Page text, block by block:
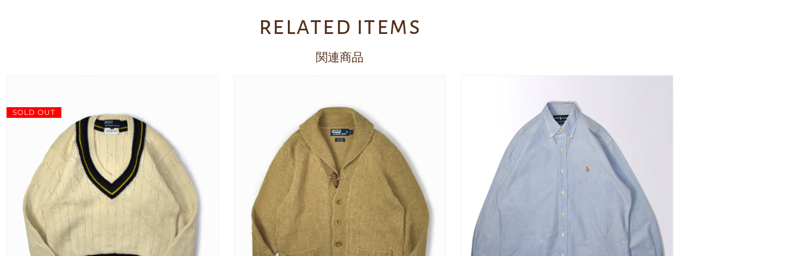
related items
関連商品
SOLD OUT